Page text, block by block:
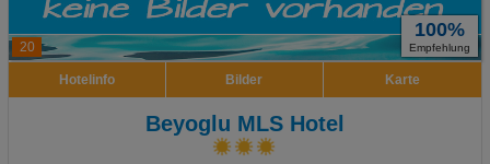
20
100%
Empfehlung
Hotelinfo Bilder Karte
Beyoglu MLS Hotel